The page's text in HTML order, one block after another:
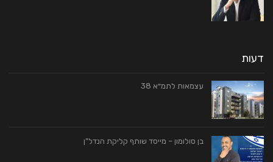
דעות
עצמאות לתמ״א 38
בן סולומון – מייסד שותף קליקת הנדל”ן